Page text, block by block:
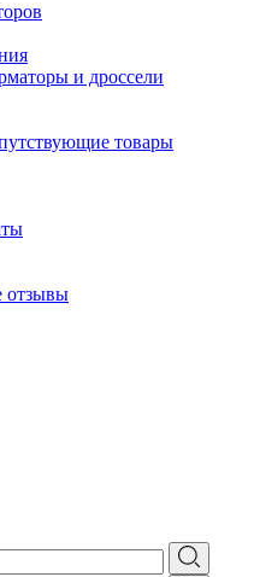
и дроссели
товары